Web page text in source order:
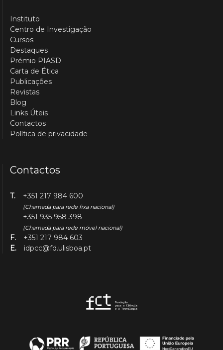
Instituto
Centro de Investigação
Cursos
Destaques
Prémio PIASD
Carta de Ética
Publicações
Revistas
Blog
Links Úteis
Contactos
Política de privacidade
Contactos
T. +351 217 984 600
(Chamada para rede fixa nacional)
+351 935 958 398
(Chamada para rede móvel nacional)
F.
+351 217 984 603
E.
idpcc@fd.ulisboa.pt